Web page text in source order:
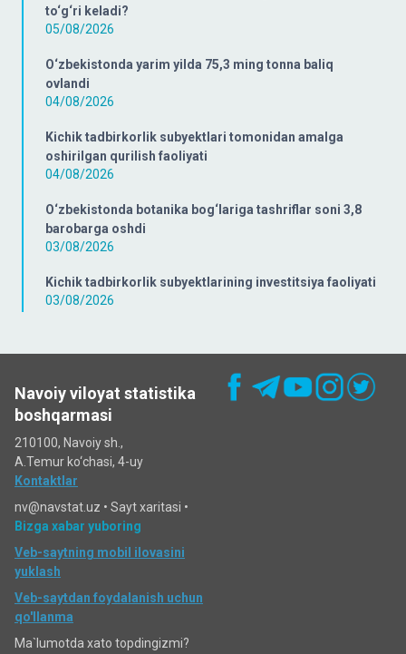
to‘g‘ri keladi?
05/08/2026
O‘zbekistonda yarim yilda 75,3 ming tonna baliq
ovlandi
04/08/2026
Kichik tadbirkorlik subyektlari tomonidan amalga
oshirilgan qurilish faoliyati
04/08/2026
O‘zbekistonda botanika bog‘lariga tashriflar soni 3,8
barobarga oshdi
03/08/2026
Kichik tadbirkorlik subyektlarining investitsiya faoliyati
03/08/2026
Navoiy viloyat statistika
boshqarmasi
210100, Navoiy sh.,
A.Temur ko‘chаsi, 4-uy
Kontaktlar
nv@navstat.uz • Sayt xaritasi •
Bizga xabar yuboring
Veb-saytning mobil ilovasini
yuklash
Veb-saytdan foydalanish uchun
qo'llanma
Ma`lumotda xato topdingizmi?